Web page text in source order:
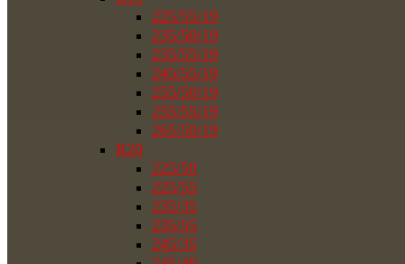
225/55/19
235/50/19
235/55/19
245/55/19
255/50/19
255/55/19
265/50/19
R20
225/50
225/55
235/35
235/55
245/35